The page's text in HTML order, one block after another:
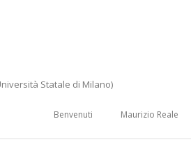
Statale di Milano)
Benvenuti Maurizio Reale